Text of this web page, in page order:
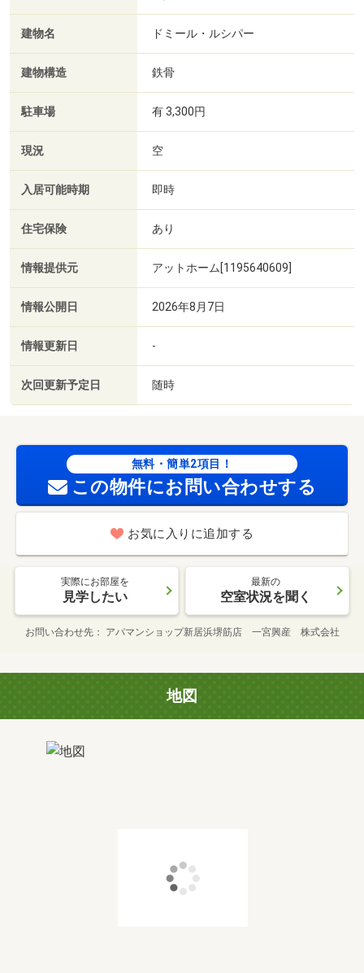
建物名 ドミール・ルシパー
建物構造 鉄骨
駐車場 有 3,300円
現況 空
入居可能時期 即時
住宅保険 あり
情報提供元 アットホーム[1195640609]
情報公開日 2026年8月7日
情報更新日 -
次回更新予定日 随時
無料・簡単2項目！
この物件にお問い合わせする
お気に入りに追加する
実際にお部屋を
見学したい
最新の
空室状況を聞く
お問い合わせ先 アパマンショップ新居浜堺筋店 一宮興産 株式会社
地図